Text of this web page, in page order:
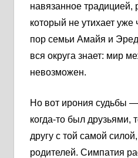
навязанное традицией,
который не утихает уже
пор семьи Амайя и
вся округа знает: мир
невозможен.
Но вот ирония судьбы
когда-то был друзьями,
другу с той самой
родителей. Симпатия